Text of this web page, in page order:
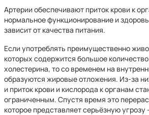
Артерии обеспечивают приток крови к
нормальное функционирование и
зависит от качества питания.
Если употреблять преимущественно
которых содержится большое
холестерина, то со временем на
образуются жировые отложения. Из-за
и приток крови и кислорода к органам
ограниченным. Спустя время это
которое представляет серьёзную угрозу